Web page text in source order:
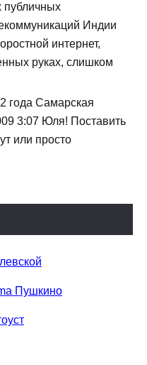
публичных
Индии
интернет,
руках, слишком
года Самарская
3:07 Юля! Поставить
или просто
Пушкино